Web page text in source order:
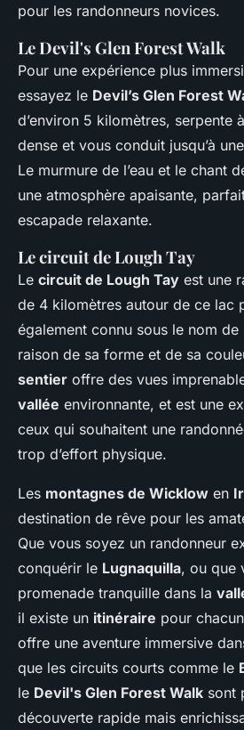
pour les randonneurs novices.
Le Devil's Glen Forest Walk
Pour une expérience plus
essayez le Devil’s Glen Forest
d’environ 5 kilomètres, serpente
dense et vous conduit jusqu’à
Le murmure de l’eau et le chant
une atmosphère apaisante,
escapade relaxante.
Le circuit de Lough Tay
Le circuit de Lough Tay est une
de 4 kilomètres autour de ce lac
également connu sous le nom de
raison de sa forme et de sa
sentier offre des vues
vallée environnante, et est une
ceux qui souhaitent une
trop d’effort physique.
Les montagnes de Wicklow en
destination de rêve pour les
Que vous soyez un randonneur
conquérir le Lugnaquilla, ou que
promenade tranquille dans la
il existe un itinéraire pour
offre une aventure immersive
que les circuits courts comme le
le Devil's Glen Forest Walk sont
découverte rapide mais